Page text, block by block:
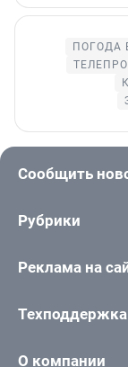
ПОГОДА
Сообщить
Рубрики
Реклама на
Техподдержка
О компании